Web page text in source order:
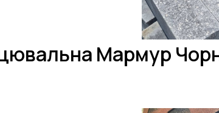
Мармур